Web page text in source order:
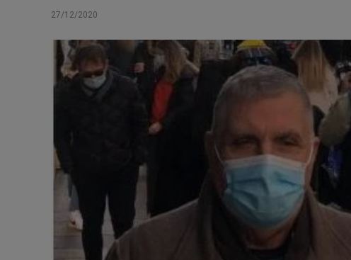
27/12/2020